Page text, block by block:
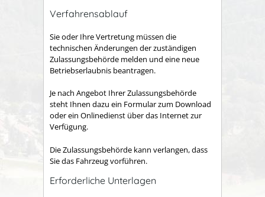
Verfahrensablauf
Sie oder Ihre Vertretung müssen die
technischen Änderungen der zuständigen
Zulassungsbehörde melden und eine neue
Betriebserlaubnis beantragen.
Je nach Angebot Ihrer Zulassungsbehörde
steht Ihnen dazu ein Formular zum Download
oder ein Onlinedienst über das Internet zur
Verfügung.
Die Zulassungsbehörde kann verlangen, dass
Sie das Fahrzeug vorführen.
Erforderliche Unterlagen